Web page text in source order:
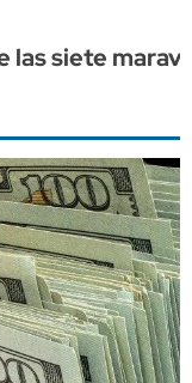
las siete